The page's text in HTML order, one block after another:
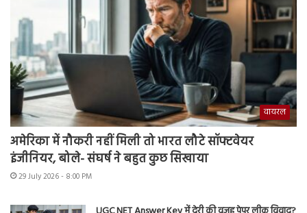
वायरल
अमेरिका में नौकरी नहीं मिली तो भारत लौटे सॉफ्टवेयर
इंजीनियर, बोले- संघर्ष ने बहुत कुछ सिखाया
29 July 2026 - 8:00 PM